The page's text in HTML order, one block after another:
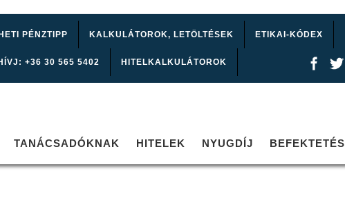
HETI PÉNZTIPP KALKULÁTOROK, LETÖLTÉSEK ETIKAI-KÓDEX
+36 30 565 5402 HITELKALKULÁTOROK
TANÁCSADÓKNAK HITELEK NYUGDÍJ BEFEKTETÉS